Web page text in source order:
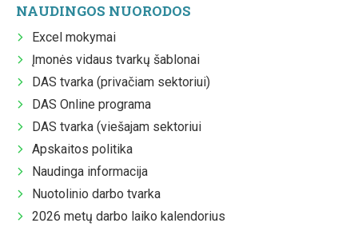
NAUDINGOS NUORODOS
Excel mokymai
Įmonės vidaus tvarkų šablonai
DAS tvarka (privačiam sektoriui)
DAS Online programa
DAS tvarka (viešajam sektoriui
Apskaitos politika
Naudinga informacija
Nuotolinio darbo tvarka
2026 metų darbo laiko kalendorius